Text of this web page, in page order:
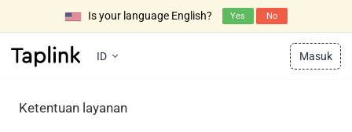
Is your language English? Yes No
ID Masuk
Ketentuan layanan